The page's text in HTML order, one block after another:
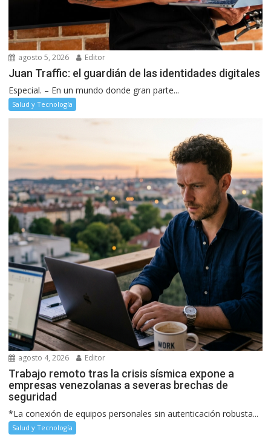
agosto 5, 2026 Editor
Juan Traffic: el guardián de las identidades digitales
Especial. – En un mundo donde gran parte...
Salud y Tecnología
agosto 4, 2026 Editor
Trabajo remoto tras la crisis sísmica expone a
empresas venezolanas a severas brechas de
seguridad
*La conexión de equipos personales sin autenticación robusta...
Salud y Tecnología